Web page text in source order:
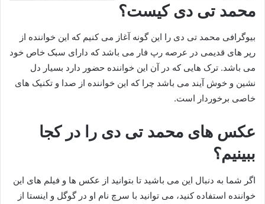
محمد تی دی کیست؟
بیوگرافی محمد تی دی را این گونه آغاز می کنیم که این خواننده از
رپر های قدیمی در عرصه رپ فار می باشد که دارای سبک خاص خود
می باشد. ترک هایی که در آن این خواننده حضور دارد بسیار دل
نشین و خوش آیند می باشد چرا که این خواننده از صدا و تکنیک های
خاصی برخوردار است.
عکس های محمد تی دی را در کجا
ببینیم؟
اگر شما به دنبال این می باشید تا بتوانید از عکس ها و فیلم های این
خواننده استفاده کنید، می توانید با سرچ نام او در گوگل و اینستا از